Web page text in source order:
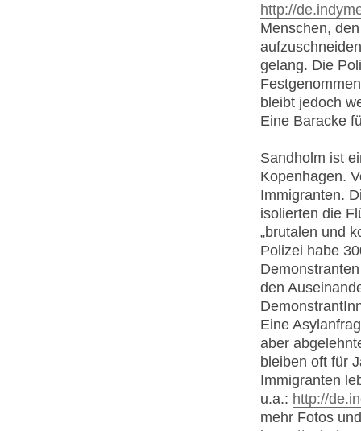
http://
Menschen,
gelang. Die
bleibt jedoch
Eine Baracke
Sandholm ist
Kopenhagen.
Immigranten.
isolierten die
„brutalen und
Polizei habe
den
Eine
aber
bleiben oft für
Immigranten
u.a.: http://
mehr Fotos